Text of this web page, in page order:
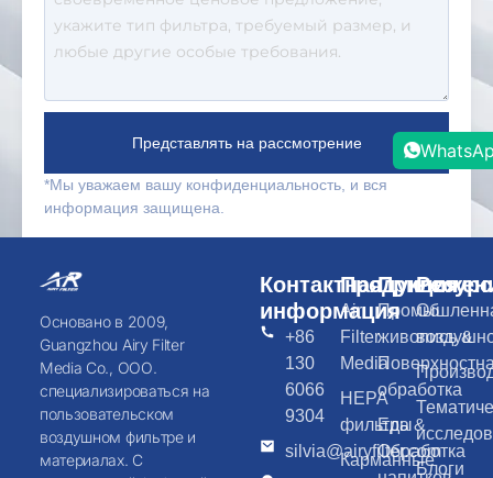
Представлять на рассмотрение
*Мы уважаем вашу конфиденциальность, и вся
информация защищена.
Основано в 2009,
Guangzhou Airy Filter
Media Co., ООО.
специализироваться на
пользовательском
воздушном фильтре и
материалах. С
Продукция
Air
Filter
Media
HEPA
фильтры
Карманные
живопись &
обработка
Еда &
Обработка
Ресурс
Об
Блоги
Контактная
информация
+86
130
6066
9304
silvia@airyfilter.com